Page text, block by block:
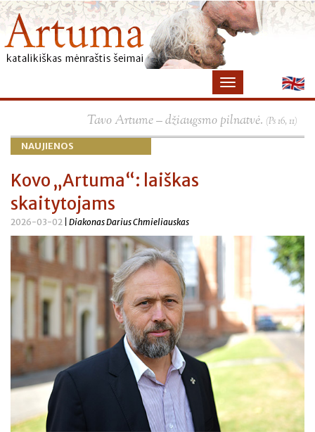
Tavo Artume – džiaugsmo pilnatvė. (Ps 16, 11)
NAUJIENOS
Kovo „Artuma“: laiškas
skaitytojams
2026-03-02 | Diakonas Darius Chmieliauskas
×